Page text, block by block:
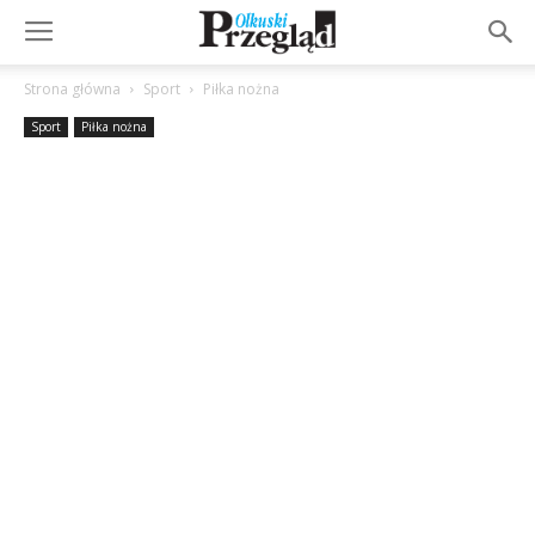
Strona główna Sport Piłka nożna
Sport Piłka nożna